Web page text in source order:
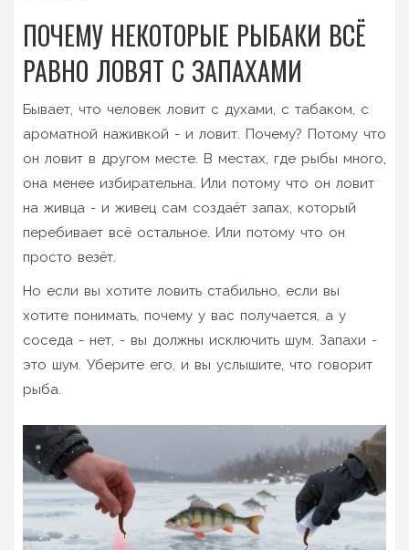
ПОЧЕМУ НЕКОТОРЫЕ РЫБАКИ ВСЁ
РАВНО ЛОВЯТ С ЗАПАХАМИ
Бывает, что человек ловит с духами, с табаком, с
ароматной наживкой - и ловит. Почему? Потому что
он ловит в другом месте. В местах, где рыбы много,
она менее избирательна. Или потому что он ловит
на живца - и живец сам создаёт запах, который
перебивает всё остальное. Или потому что он
просто везёт.
Но если вы хотите ловить стабильно, если вы
хотите понимать, почему у вас получается, а у
соседа - нет, - вы должны исключить шум. Запахи -
это шум. Уберите его, и вы услышите, что говорит
рыба.